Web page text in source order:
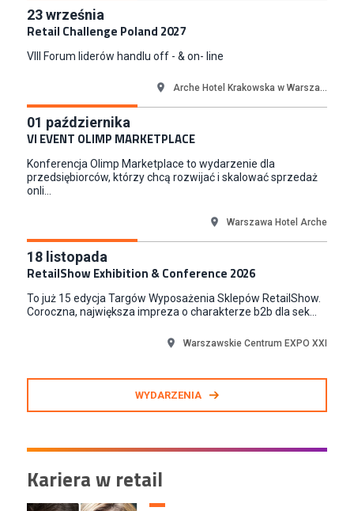
Key Account Manager
Puccini
Kraków
Junior RPA Developer (k/m)
TERG S.A.
23września
Retail Challenge Poland 2027
VIII Forum liderów handlu off - & on- line
Arche Hotel Krakowska w Warsza...
01 października
VI EVENT OLIMP MARKETPLACE
Konferencja Olimp Marketplace to wydarzenie dla
przedsiębiorców, którzy chcą rozwijać i skalować sprzedaż
onli...
Warszawa Hotel Arche
18 listopada
RetailShow Exhibition & Conference 2026
To już 15 edycja Targów Wyposażenia Sklepów RetailShow.
Coroczna, największa impreza o charakterze b2b dla sek...
Warszawskie Centrum EXPO XXI
WYDARZENIA
Kariera w retail